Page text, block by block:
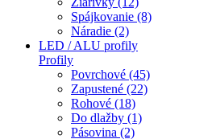
Spájkovanie (8)
Náradie (2)
LED / ALU profily
Profily
Povrchové (45)
Zapustené (22)
Rohové (18)
Do dlažby (1)
Pásovina (2)